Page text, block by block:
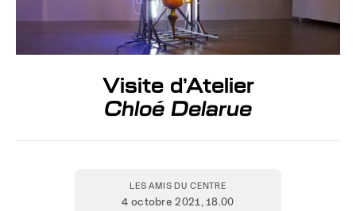
Visite d’Atelier
Chloé Delarue
LES AMIS DU CENTRE
4 octobre 2021, 18.00